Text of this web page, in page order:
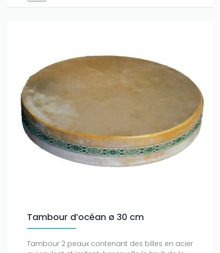
Tambour d’océan ø 30 cm
Tambour 2 peaux contenant des billes en acier